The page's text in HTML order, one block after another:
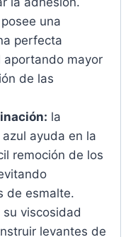
posee una
perfecta
mayor
de las
la
ayuda en la
remoción de los
de esmalte.
su viscosidad
levantes de